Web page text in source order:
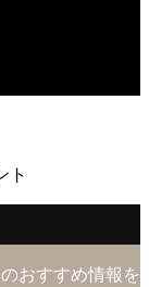
ト
おすすめ情報を